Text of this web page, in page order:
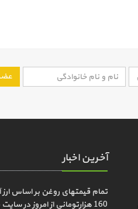
آخرین اخبار
تمام قیمتهای روغن بر اساس ارز
160 هزارتومانی از امروز در